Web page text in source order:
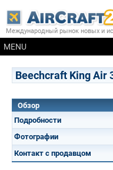
Международный рынок новых и
MENU
Beechcraft King Air
Обзор
Подробности
Фотографии
Контакт с продавцом